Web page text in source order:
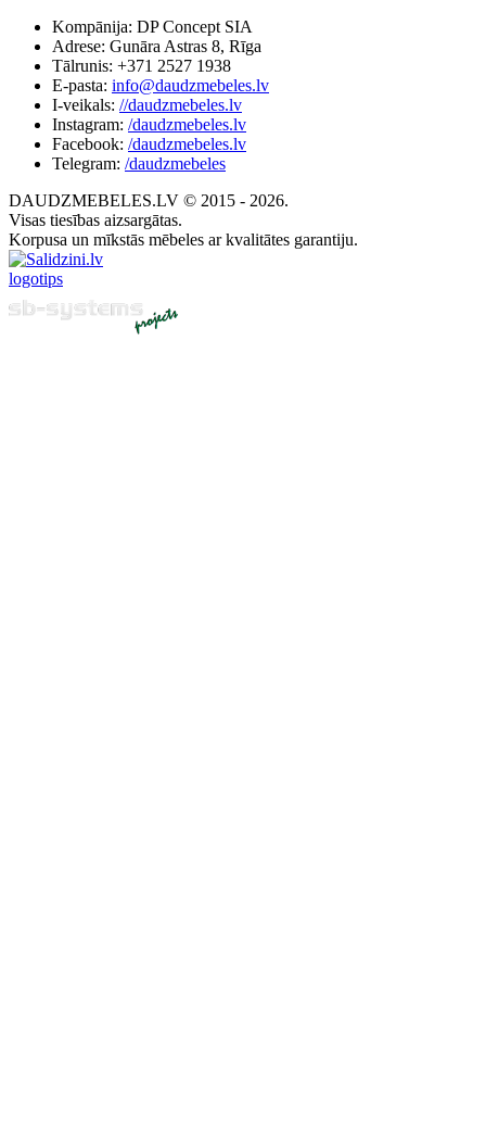
Kompānija: DP Concept SIA
Adrese: Gunāra Astras 8, Rīga
Tālrunis: +371 2527 1938
E-pasta: info@daudzmebeles.lv
I-veikals: //daudzmebeles.lv
Instagram: /daudzmebeles.lv
Facebook: /daudzmebeles.lv
Telegram: /daudzmebeles
DAUDZMEBELES.LV © 2015 - 2026.
Visas tiesības aizsargātas.
Korpusa un mīkstās mēbeles ar kvalitātes garantiju.